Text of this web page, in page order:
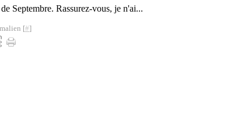
Septembre. Rassurez-vous, je n'ai...
[#]